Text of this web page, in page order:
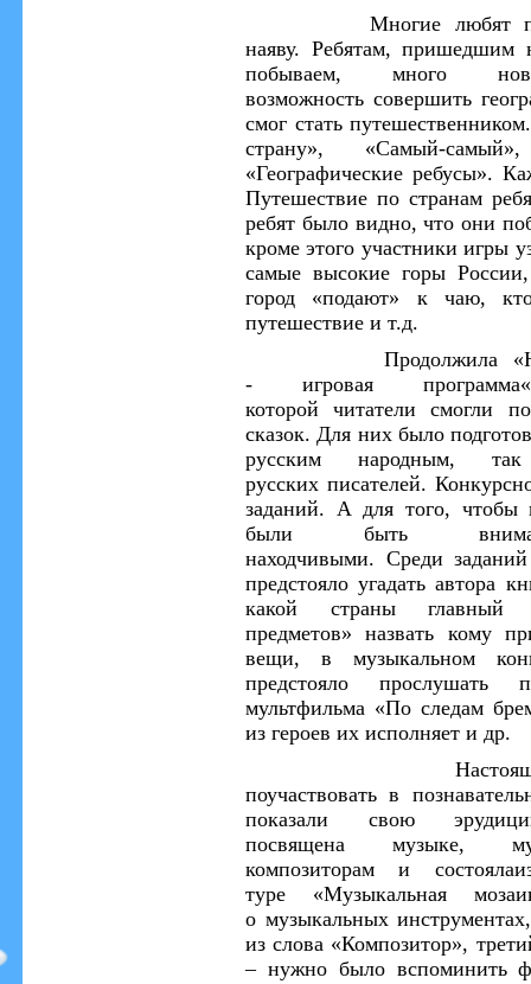
Многие любят
наяву. Ребятам, пришедшим
побываем, много
возможность совершить
смог стать
страну», «Самый-
«Географические ребусы».
Путешествие по странам
ребят было видно, что они
кроме этого участники игры
самые высокие горы
город «подают» к чаю, кто
путешествие и т.д.
Продолжила «
- игровая программа
которойчитатели смогли
сказок. Для них было
русским народным,
русских писателей.
заданий. А для того,
были быть
находчивыми. Среди
предстояло угадать автора
какой страны главный
предметов»назвать кому
вещи, в музыкальном
предстояло прослушать
мультфильма «По следам
из героев их исполняет и др.
поучаствовать в
показали свою
посвящена музыке,
композиторам и состояла
туре «Музыкальная
о музыкальныхинструментах
из слова «Композитор»,
– нужно было вспоминить